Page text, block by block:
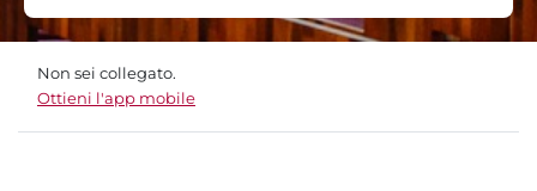
Non sei collegato.
Ottieni l'app mobile